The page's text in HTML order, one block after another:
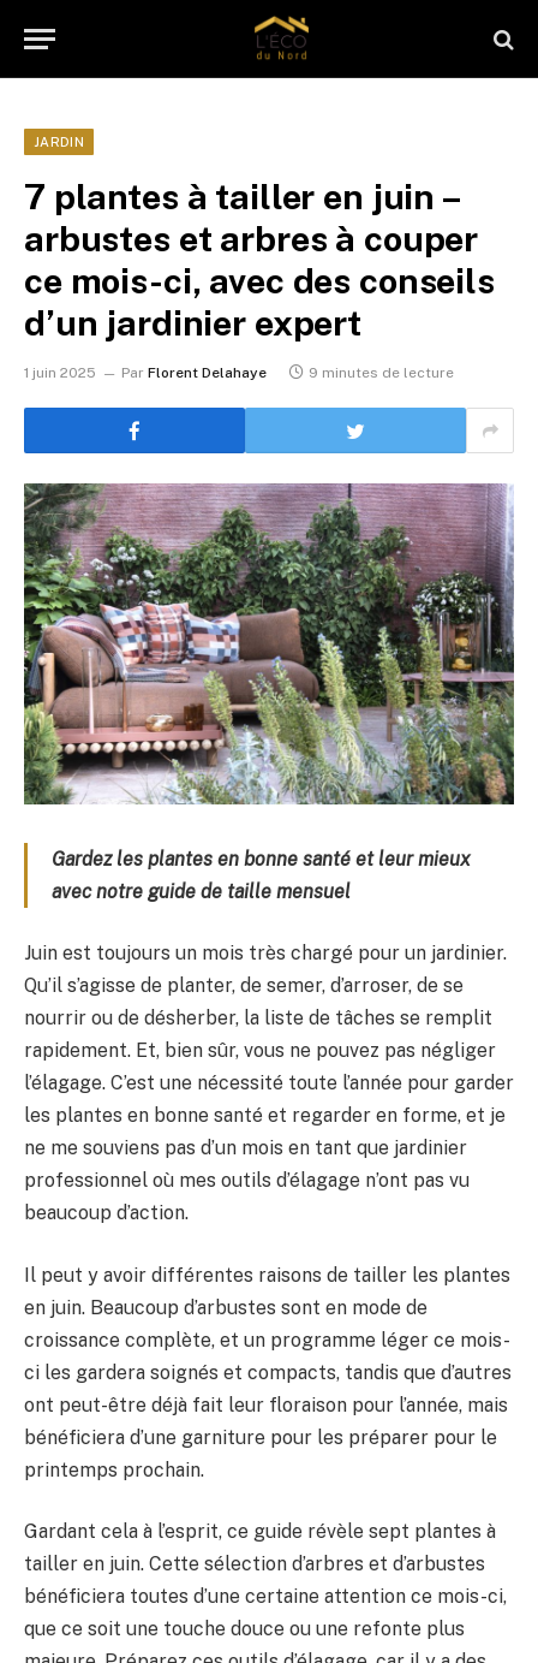
JARDIN
7 plantes à tailler en juin –
arbustes et arbres à couper
ce mois-ci, avec des conseils
d’un jardinier expert
1 juin 2025 Par Florent Delahaye 9 minutes de lecture
Gardez les plantes en bonne santé et leur mieux
avec notre guide de taille mensuel
Juin est toujours un mois très chargé pour un jardinier.
Qu’il s’agisse de planter, de semer, d’arroser, de se
nourrir ou de désherber, la liste de tâches se remplit
rapidement. Et, bien sûr, vous ne pouvez pas négliger
l’élagage. C’est une nécessité toute l’année pour garder
les plantes en bonne santé et regarder en forme, et je
ne me souviens pas d’un mois en tant que jardinier
professionnel où mes outils d’élagage n’ont pas vu
beaucoup d’action.
Il peut y avoir différentes raisons de tailler les plantes
en juin. Beaucoup d’arbustes sont en mode de
croissance complète, et un programme léger ce mois-
ci les gardera soignés et compacts, tandis que d’autres
ont peut-être déjà fait leur floraison pour l’année, mais
bénéficiera d’une garniture pour les préparer pour le
printemps prochain.
Gardant cela à l’esprit, ce guide révèle sept plantes à
tailler en juin. Cette sélection d’arbres et d’arbustes
bénéficiera toutes d’une certaine attention ce mois-ci,
que ce soit une touche douce ou une refonte plus